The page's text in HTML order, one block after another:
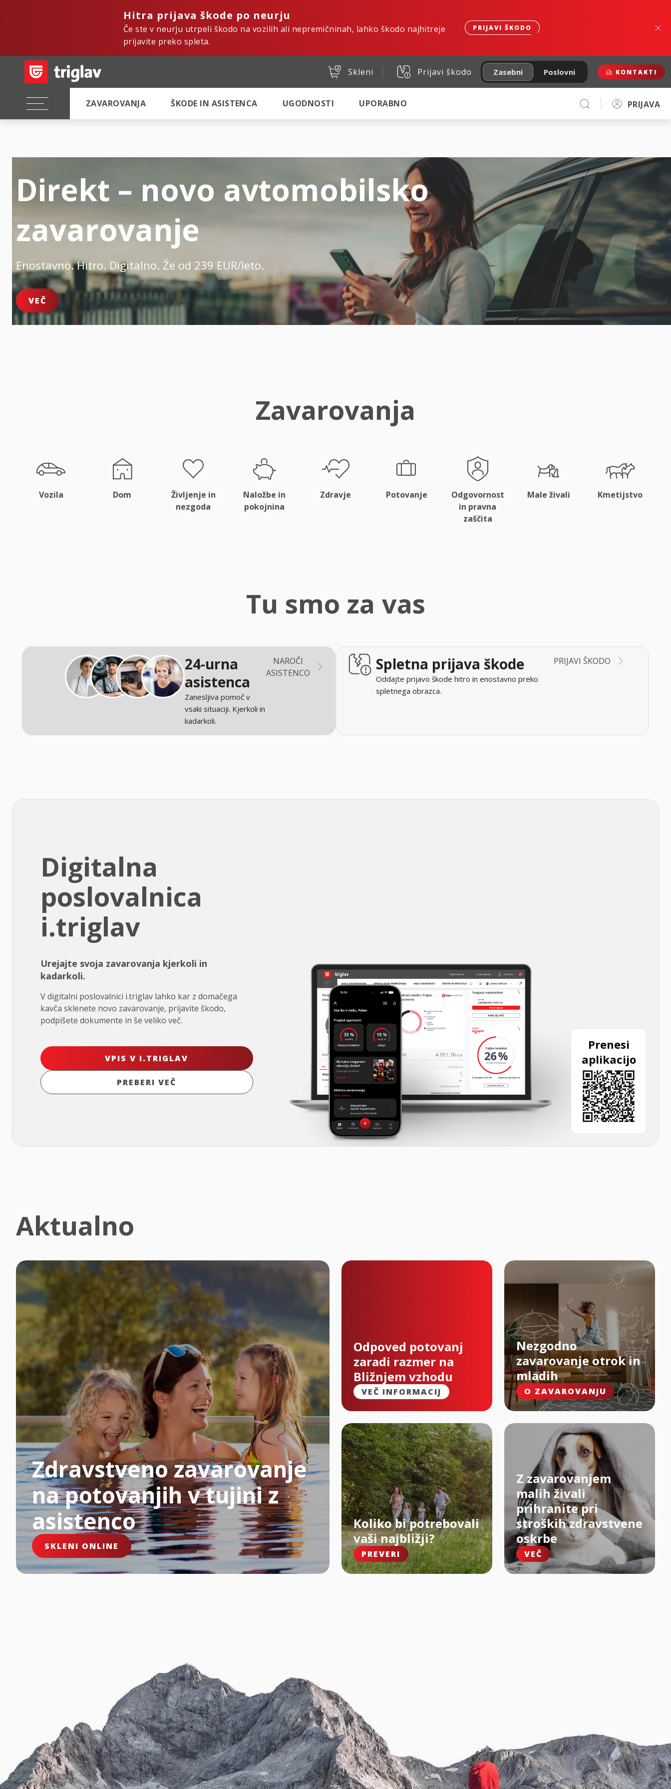
Hitra prijava škode po neurju
Če ste v neurju utrpeli škodo na vozilih ali nepremičninah, lahko škodo najhitreje
prijavite preko spleta.
PRIJAVI ŠKODO
Skleni Prijavi škodo Zasebni Poslovni KONTAKTI
ZAVAROVANJA ŠKODE IN ASISTENCA UGODNOSTI UPORABNO PRIJAVA
Direkt – novo avtomobilsko
zavarovanje
Enostavno. Hitro. Digitalno. Že od 239 EUR/leto.
VEČ
Zavarovanja
Vozila Dom
Življenje in
nezgoda
Naložbe in
pokojnina
Zdravje Potovanje
Odgovornost
in pravna
zaščita
Male živali Kmetijstvo
Tu smo za vas
24-urna
asistenca
Zanesljiva pomoč v
vsaki situaciji. Kjerkoli in
kadarkoli.
NAROČI
ASISTENCO
Spletna prijava škode
Oddajte prijavo škode hitro in enostavno preko
spletnega obrazca.
PRIJAVI ŠKODO
Digitalna
poslovalnica
i.triglav
Urejajte svoja zavarovanja kjerkoli in
kadarkoli.
V digitalni poslovalnici i.triglav lahko kar z domačega
kavča sklenete novo zavarovanje, prijavite škodo,
podpišete dokumente in še veliko več.
VPIS V I.TRIGLAV
PREBERI VEČ
Prenesi
aplikacijo
Aktualno
Zdravstveno zavarovanje
na potovanjih v tujini z
asistenco
SKLENI ONLINE
Odpoved potovanj
zaradi razmer na
Bližnjem vzhodu
VEČ INFORMACIJ
Nezgodno
zavarovanje otrok in
mladih
O ZAVAROVANJU
Koliko bi potrebovali
vaši najbližji?
PREVERI
Z zavarovanjem
malih živali
prihranite pri
stroških zdravstvene
oskrbe
VEČ